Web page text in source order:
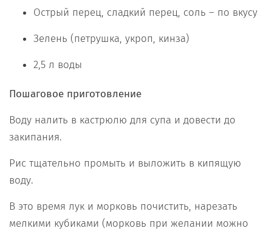
Острый перец, сладкий перец, соль – по вкусу
Зелень (петрушка, укроп, кинза)
2,5 л воды
Пошаговое приготовление
Воду налить в кастрюлю для супа и довести до
закипания.
Рис тщательно промыть и выложить в кипящую
воду.
В это время лук и морковь почистить, нарезать
мелкими кубиками (морковь при желании можно